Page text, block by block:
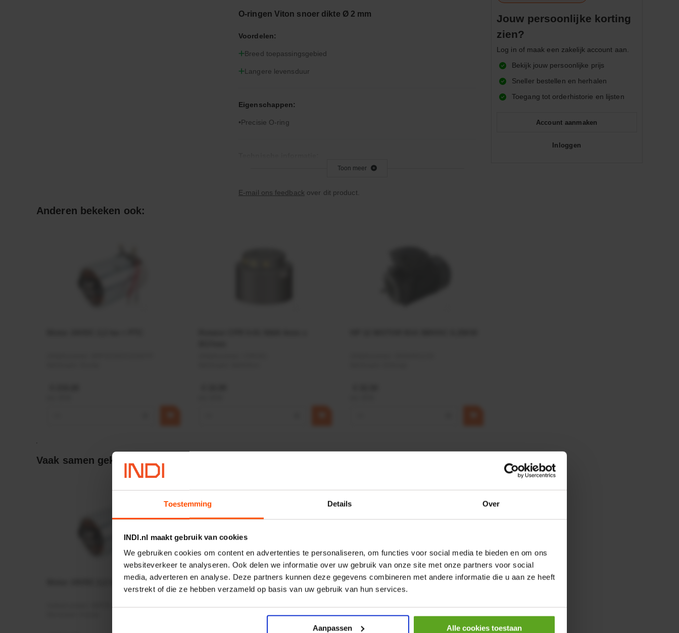
Toestemming Details Over
INDI.nl maakt gebruik van cookies
We gebruiken cookies om content en advertenties te personaliseren, om functies voor social media te bieden en om ons
websiteverkeer te analyseren. Ook delen we informatie over uw gebruik van onze site met onze partners voor social
media, adverteren en analyse. Deze partners kunnen deze gegevens combineren met andere informatie die u aan ze heeft
verstrekt of die ze hebben verzameld op basis van uw gebruik van hun services.
Aanpassen Alle cookies toestaan
O-ringen Viton snoer dikte Ø 2 mm
Voordelen:
Breed toepassingsgebied
Langere levensduur
Eigenschappen:
Precisie O-ring
Let op: Viton is niet geschikt voor remvloeistof
Toon meer
E-mail ons feedback over dit product.
Jouw persoonlijke korting
zien?
Log in of maak een zakelijk account aan.
Bekijk jouw persoonlijke prijs
Sneller bestellen en herhalen
Toegang tot orderhistorie en lijsten
Account aanmaken
Inloggen
Anderen bekeken ook:
Vaak samen gekocht:
Motor 24VDC 2,2 kw + PTC
MPPDCM24V2200TP
Rotator CPR 5-01 50kN 4mm x
Ø17mm
Artikelnummer:CPR501
HP 12 MOTOR B14 380VAC 0,25KW
Artikelnummer:OK9HPA1240
Merknaam:Emmegi